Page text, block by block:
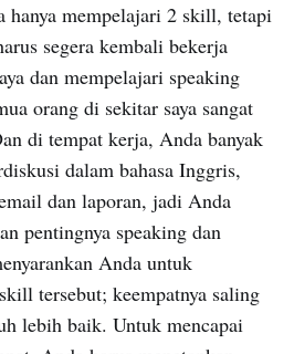
hanya mempelajari 2 skill, tetapi
segera kembali bekerja
dan mempelajari speaking
orang di sekitar saya sangat
di tempat kerja, Anda banyak
dalam bahasa Inggris,
dan laporan, jadi Anda
pentingnya speaking dan
Anda untuk
tersebut; keempatnya saling
lebih baik. Untuk mencapai